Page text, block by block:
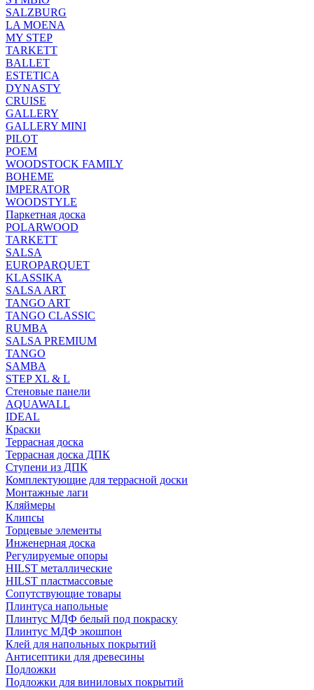
SALZBURG
LA MOENA
MY STEP
TARKETT
BALLET
ESTETICA
DYNASTY
CRUISE
GALLERY
GALLERY MINI
PILOT
POEM
WOODSTOCK FAMILY
BOHEME
IMPERATOR
WOODSTYLE
Паркетная доска
POLARWOOD
TARKETT
SALSA
EUROPARQUET
KLASSIKA
SALSA ART
TANGO ART
TANGO CLASSIC
RUMBA
SALSA PREMIUM
TANGO
SAMBA
STEP XL & L
Стеновые панели
AQUAWALL
IDEAL
Краски
Террасная доска
Террасная доска ДПК
Ступени из ДПК
Комплектующие для террасной доски
Монтажные лаги
Кляймеры
Клипсы
Торцевые элементы
Инженерная доска
Регулируемые опоры
HILST металлические
HILST пластмассовые
Сопутствующие товары
Плинтуса напольные
Плинтус МДФ белый под покраску
Плинтус МДФ экошпон
Клей для напольных покрытий
Антисептики для древесины
Подложки
Подложки для виниловых покрытий